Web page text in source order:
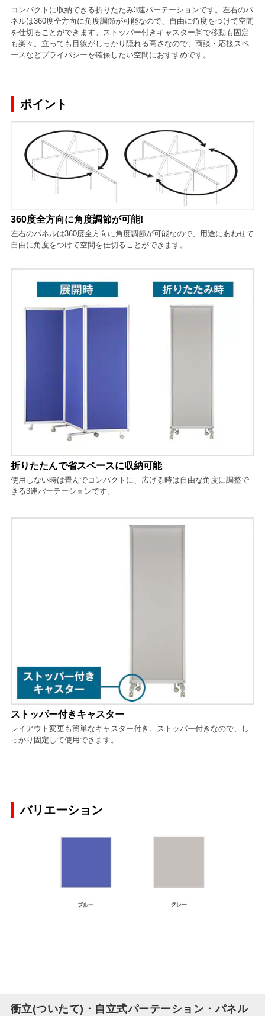
コンパクトに収納できる折りたたみ3連パーテーションです。左右のパ
ネルは360度全方向に角度調節が可能なので、自由に角度をつけて空間
を仕切ることができます。ストッパー付きキャスター脚で移動も固定
も楽々。立っても目線がしっかり隠れる高さなので、商談・応接スペ
ースなどプライバシーを確保したい空間におすすめです。
ポイント
360度全方向に角度調節が可能!
左右のパネルは360度全方向に角度調節が可能なので、用途にあわせて
自由に角度をつけて空間を仕切ることができます。
折りたたんで省スペースに収納可能
使用しない時は畳んでコンパクトに、広げる時は自由な角度に調整で
きる3連パーテーションです。
ストッパー付きキャスター
レイアウト変更も簡単なキャスター付き。ストッパー付きなので、し
っかり固定して使用できます。
バリエーション
衝立(ついたて)・自立式パーテーション・パネル